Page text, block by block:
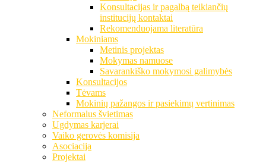
Konsultacijas ir pagalbą teikiančių
institucijų kontaktai
Rekomenduojama literatūra
Mokiniams
Metinis projektas
Mokymas namuose
Savarankiško mokymosi galimybės
Konsultacijos
Tėvams
Mokinių pažangos ir pasiekimų vertinimas
Neformalus švietimas
Ugdymas karjerai
Vaiko gerovės komisija
Asociacija
Projektai